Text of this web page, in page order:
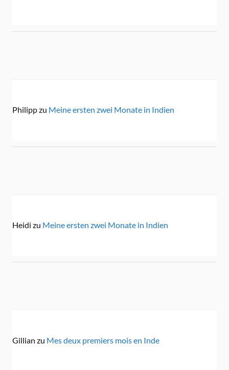
Philippzu Meine ersten zwei Monate in Indien
Heidi zu Meine ersten zwei Monate in Indien
Gillian zu Mes deux premiers mois en Inde